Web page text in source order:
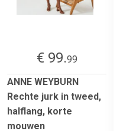
€ 99.99
ANNE WEYBURN
Rechte jurk in tweed,
halflang, korte
mouwen